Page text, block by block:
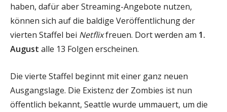
haben, dafür aber Streaming-Angebote nutzen,
können sich auf die baldige Veröffentlichung der
vierten Staffel bei Netflixfreuen. Dort werden am 1.
August alle 13 Folgen erscheinen.
Die vierte Staffel beginnt mit einer ganz neuen
Ausgangslage. Die Existenz der Zombies ist nun
öffentlich bekannt, Seattle wurde ummauert, um die